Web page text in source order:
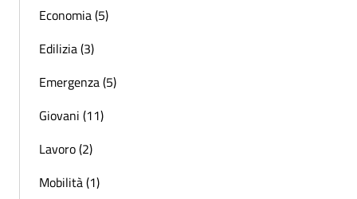
Economia (5)
Edilizia (3)
Emergenza (5)
Giovani (11)
Lavoro (2)
Mobilità (1)